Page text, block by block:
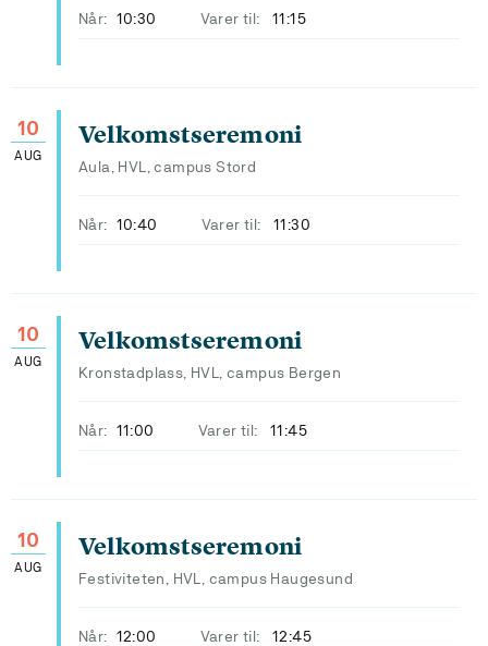
Når: 10:30 Varer til: 11:15
10
AUG
Velkomstseremoni
Aula, HVL, campus Stord
Når: 10:40 Varer til: 11:30
10
AUG
Velkomstseremoni
Kronstadplass, HVL, campus Bergen
Når: 11:00 Varer til: 11:45
10
AUG
Velkomstseremoni
Festiviteten, HVL, campus Haugesund
Når: 12:00 Varer til: 12:45